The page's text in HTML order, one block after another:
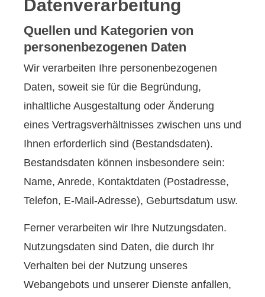
Datenverarbeitung
Quellen und Kategorien von
personenbezogenen Daten
Wir verarbeiten Ihre personenbezogenen
Daten, soweit sie für die Begründung,
inhaltliche Ausgestaltung oder Änderung
eines Vertragsverhältnisses zwischen uns und
Ihnen erforderlich sind (Bestandsdaten).
Bestandsdaten können insbesondere sein:
Name, Anrede, Kontaktdaten (Postadresse,
Telefon, E-Mail-Adresse), Geburts­datum usw.
Ferner verarbeiten wir Ihre Nutzungsdaten.
Nutzungsdaten sind Daten, die durch Ihr
Verhalten bei der Nutzung unseres
Webangebots und unserer Dienste anfallen,